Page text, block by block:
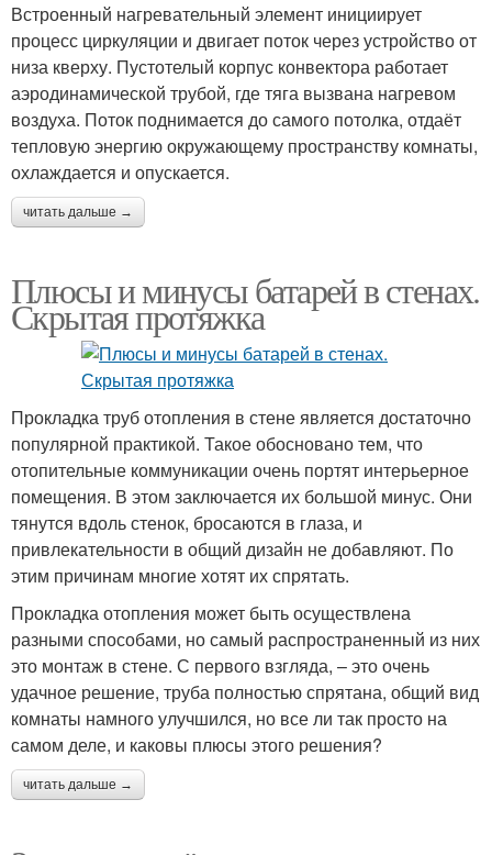
Встроенный нагревательный элемент инициирует
процесс циркуляции и двигает поток через устройство от
низа кверху. Пустотелый корпус конвектора работает
аэродинамической трубой, где тяга вызвана нагревом
воздуха. Поток поднимается до самого потолка, отдаёт
тепловую энергию окружающему пространству комнаты,
охлаждается и опускается.
читать дальше →
Плюсы и минусы батарей в стенах.
Скрытая протяжка
Прокладка труб отопления в стене является достаточно
популярной практикой. Такое обосновано тем, что
отопительные коммуникации очень портят интерьерное
помещения. В этом заключается их большой минус. Они
тянутся вдоль стенок, бросаются в глаза, и
привлекательности в общий дизайн не добавляют. По
этим причинам многие хотят их спрятать.
Прокладка отопления может быть осуществлена
разными способами, но самый распространенный из них
это монтаж в стене. С первого взгляда, – это очень
удачное решение, труба полностью спрятана, общий вид
комнаты намного улучшился, но все ли так просто на
самом деле, и каковы плюсы этого решения?
читать дальше →